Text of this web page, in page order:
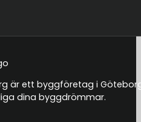
är ett byggföretag i
dina byggdrömmar.